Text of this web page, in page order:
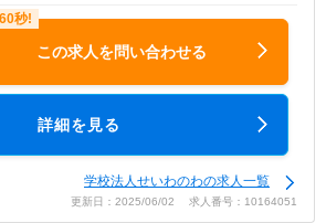
この求人を問い合わせる
詳細を見る
学校法人せいわのわの求人一覧
更新日：2025/06/02 求人番号：10164051